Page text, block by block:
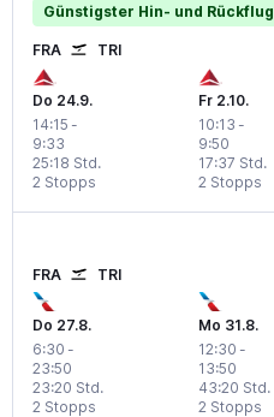
Günstigster Hin- und Rückflug
FRA TRI
Do 24.9.
14:15 -
9:33
2 Stopps
25:18 Std.
Fr 2.10.
10:13 -
9:50
2 Stopps
17:37 Std.
FRA TRI
Do 27.8.
6:30 -
23:50
2 Stopps
23:20 Std.
Mo 31.8.
12:30 -
13:50
2 Stopps
43:20 Std.